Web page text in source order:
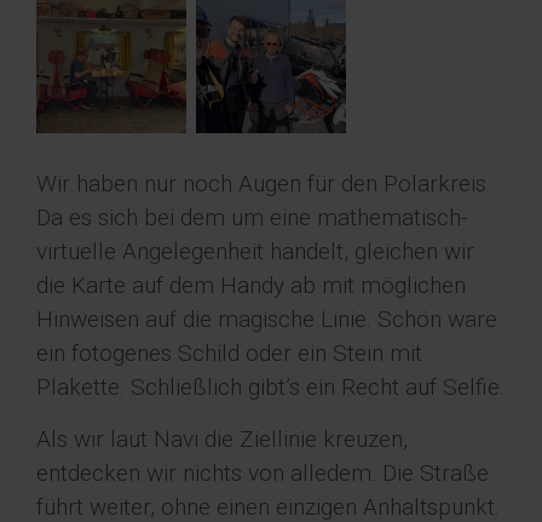
Wir haben nur noch Augen für den Polarkreis.
Da es sich bei dem um eine mathematisch-
virtuelle Angelegenheit handelt, gleichen wir
die Karte auf dem Handy ab mit möglichen
Hinweisen auf die magische Linie. Schön wäre
ein fotogenes Schild oder ein Stein mit
Plakette. Schließlich gibt’s ein Recht auf Selfie.
Als wir laut Navi die Ziellinie kreuzen,
entdecken wir nichts von alledem. Die Straße
führt weiter, ohne einen einzigen Anhaltspunkt.